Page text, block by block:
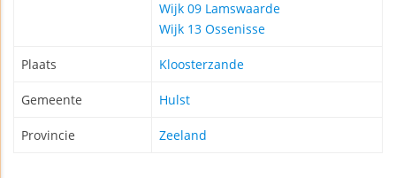
Wijk 09 Lamswaarde
Wijk 13 Ossenisse
Plaats Kloosterzande
Gemeente Hulst
Provincie Zeeland